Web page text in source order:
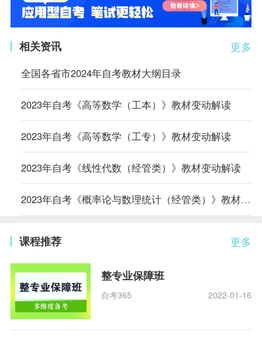
更多
相关资讯
全国各省市2024年自考教材大纲目录
2023年自考《高等数学（工本）》教材变动解读
2023年自考《高等数学（工专）》教材变动解读
2023年自考《线性代数（经管类）》教材变动解读
2023年自考《概率论与数理统计（经管类）》教材变动解读
更多
课程推荐
整专业保障班
自考365 2022-01-16